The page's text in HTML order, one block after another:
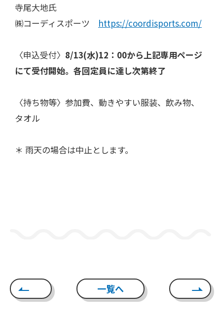
寺尾大地氏
㈱コーディスポーツ https://coordisports.com/
〈申込受付〉 8/13(水)12：00から上記専用ページ
にて受付開始。各回定員に達し次第終了
〈持ち物等〉参加費、動きやすい服装、飲み物、
タオル
＊ 雨天の場合は中止とします。
一覧へ